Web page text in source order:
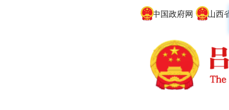
中国政府网 山西省